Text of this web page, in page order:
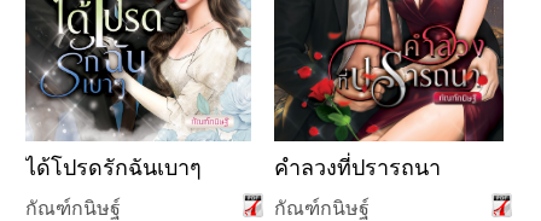
ได้โปรดรักฉันเบาๆ
กัณฑ์กนิษฐ์
คำลวงที่ปรารถนา
กัณฑ์กนิษฐ์